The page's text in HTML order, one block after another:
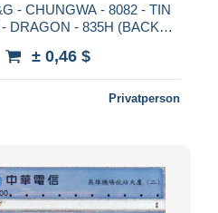
- CHUNGWA - 8082 - TIN
DRAGON - 835H (BACK
± 0,46 $
Privatperson